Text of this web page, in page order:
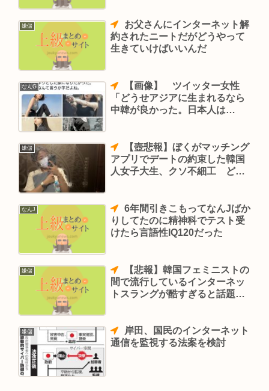
嫌儲
約されたニートだがどうやって
生きていけばいいんだ
なんG
「どうせアジアに生まれるなら
中韓が良かった。日本人は
嫌儲
アプリでデートの約束した韓国
人女子大生、クソ不細工 どー
なんJ
6年間引きこもってなんJばか
りしてたのに精神科でテスト受
けたら言語性IQ120だった
嫌儲
間で流行しているインターネッ
トスラングが酷すぎると話題
嫌儲
通信を監視する法案を検討